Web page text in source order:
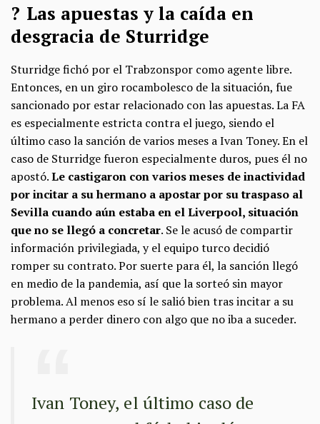
? Las apuestas y la caída en
desgracia de Sturridge
Sturridge fichó por el Trabzonspor como agente libre.
Entonces, en un giro rocambolesco de la situación, fue
sancionado por estar relacionado con las apuestas. La FA
es especialmente estricta contra el juego, siendo el
último caso la sanción de varios meses a Ivan Toney. En el
caso de Sturridge fueron especialmente duros, pues él no
apostó.Le castigaron con varios meses de inactividad
por incitar a su hermano a apostar por su traspaso al
Sevilla cuando aún estaba en el Liverpool, situación
que no se llegó a concretar. Se le acusó de compartir
información privilegiada, y el equipo turco decidió
romper su contrato. Por suerte para él, la sanción llegó
en medio de la pandemia, así que la sorteó sin mayor
problema. Al menos eso sí le salió bien tras incitar a su
hermano a perder dinero con algo que no iba a suceder.
Ivan Toney, el último caso de